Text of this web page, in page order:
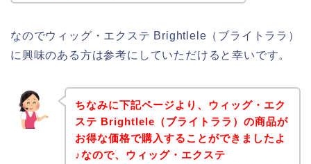
なのでウィッグ・エクステ Brightlele（ブライトララ）
に興味のある方は参考にしていただけると幸いです。
ちなみに下記ページより、ウィッグ・エク
ステ Brightlele（ブライトララ）の商品が
お得な価格で購入することができましたよ
♪なので、ウィッグ・エクステ